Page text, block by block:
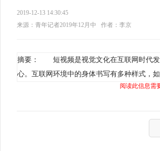
2019-12-13 14:30:45
来源：青年记者2019年12月中
作者：李京
摘要： 短视频是视觉文化在互联网时代发
心。互联网环境中的身体书写有多种样式，
阅读此信息需